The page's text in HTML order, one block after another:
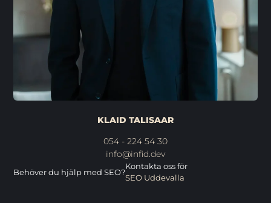
KLAID TALISAAR
054 - 224 54 30
info@infid.dev
Behöver du hjälp med SEO?
Kontakta oss för
SEO Uddevalla